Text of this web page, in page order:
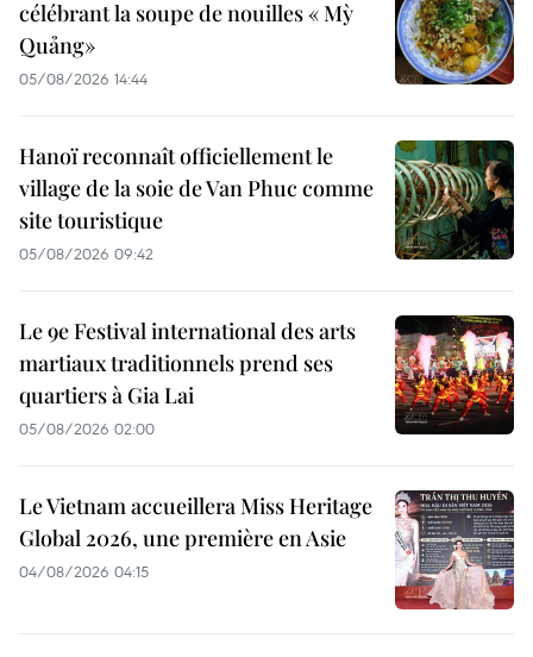
célébrant la soupe de nouilles « Mỳ
Quảng»
05/08/2026 14:44
Hanoï reconnaît officiellement le
village de la soie de Van Phuc comme
site touristique
05/08/2026 09:42
Le 9e Festival international des arts
martiaux traditionnels prend ses
quartiers à Gia Lai
05/08/2026 02:00
Le Vietnam accueillera Miss Heritage
Global 2026, une première en Asie
04/08/2026 04:15